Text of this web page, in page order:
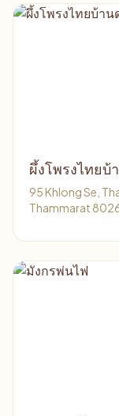
ผึ้งโพรงไทยบ้
95 Khlong Se,
Thammarat